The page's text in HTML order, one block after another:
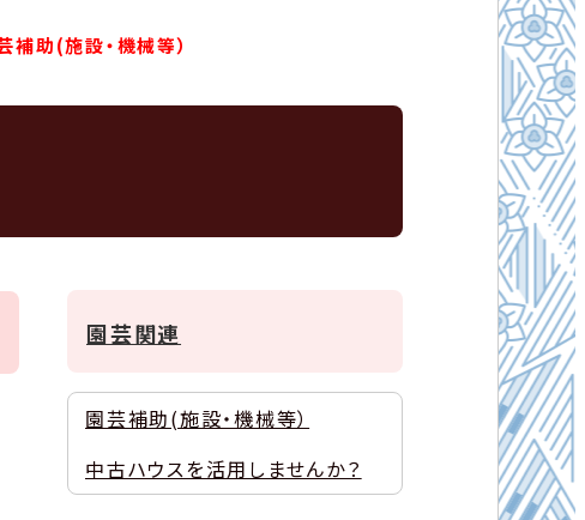
補助(施設・機械等）
園芸関連
園芸補助(施設・機械等）
中古ハウスを活用しませんか？